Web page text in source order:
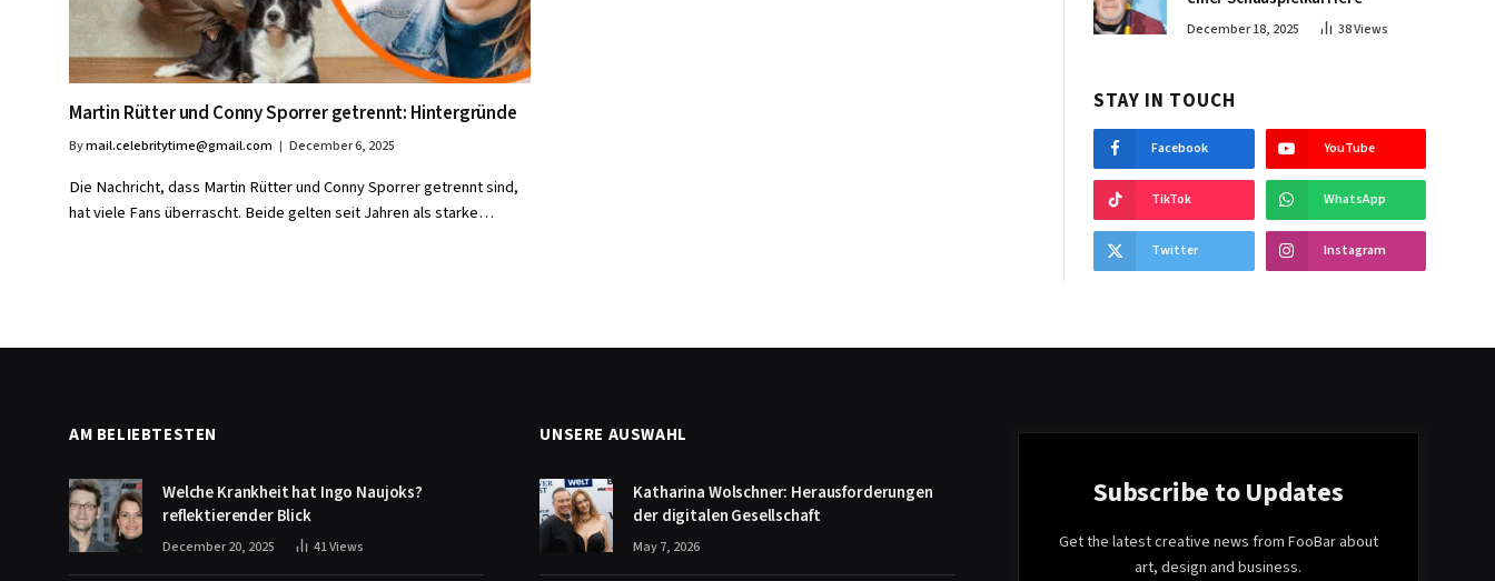
Martin Rütter und Conny Sporrer getrennt: Hintergründe
Bymail.celebritytime@gmail.com December 6, 2025
Die Nachricht, dass Martin Rütter und Conny Sporrer getrennt sind,
hat viele Fans überrascht. Beide gelten seit Jahren als starke…
December 18, 2025 38Views
STAY IN TOUCH
Facebook YouTube
TikTok WhatsApp
Twitter Instagram
AM BELIEBTESTEN
Welche Krankheit hat Ingo Naujoks?
reflektierender Blick
December 20, 2025 41Views
UNSERE AUSWAHL
Katharina Wolschner: Herausforderungen
der digitalen Gesellschaft
May 7, 2026
Subscribe to Updates
Get the latest creative news from FooBar about
art, design and business.